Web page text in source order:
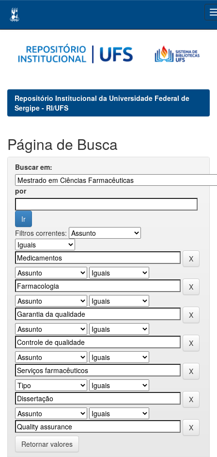
navigation
Repositório Institucional da Universidade Federal de
Sergipe - RI/UFS
Página de Busca
Buscar em:
por
Filtros correntes:
Retornar valores